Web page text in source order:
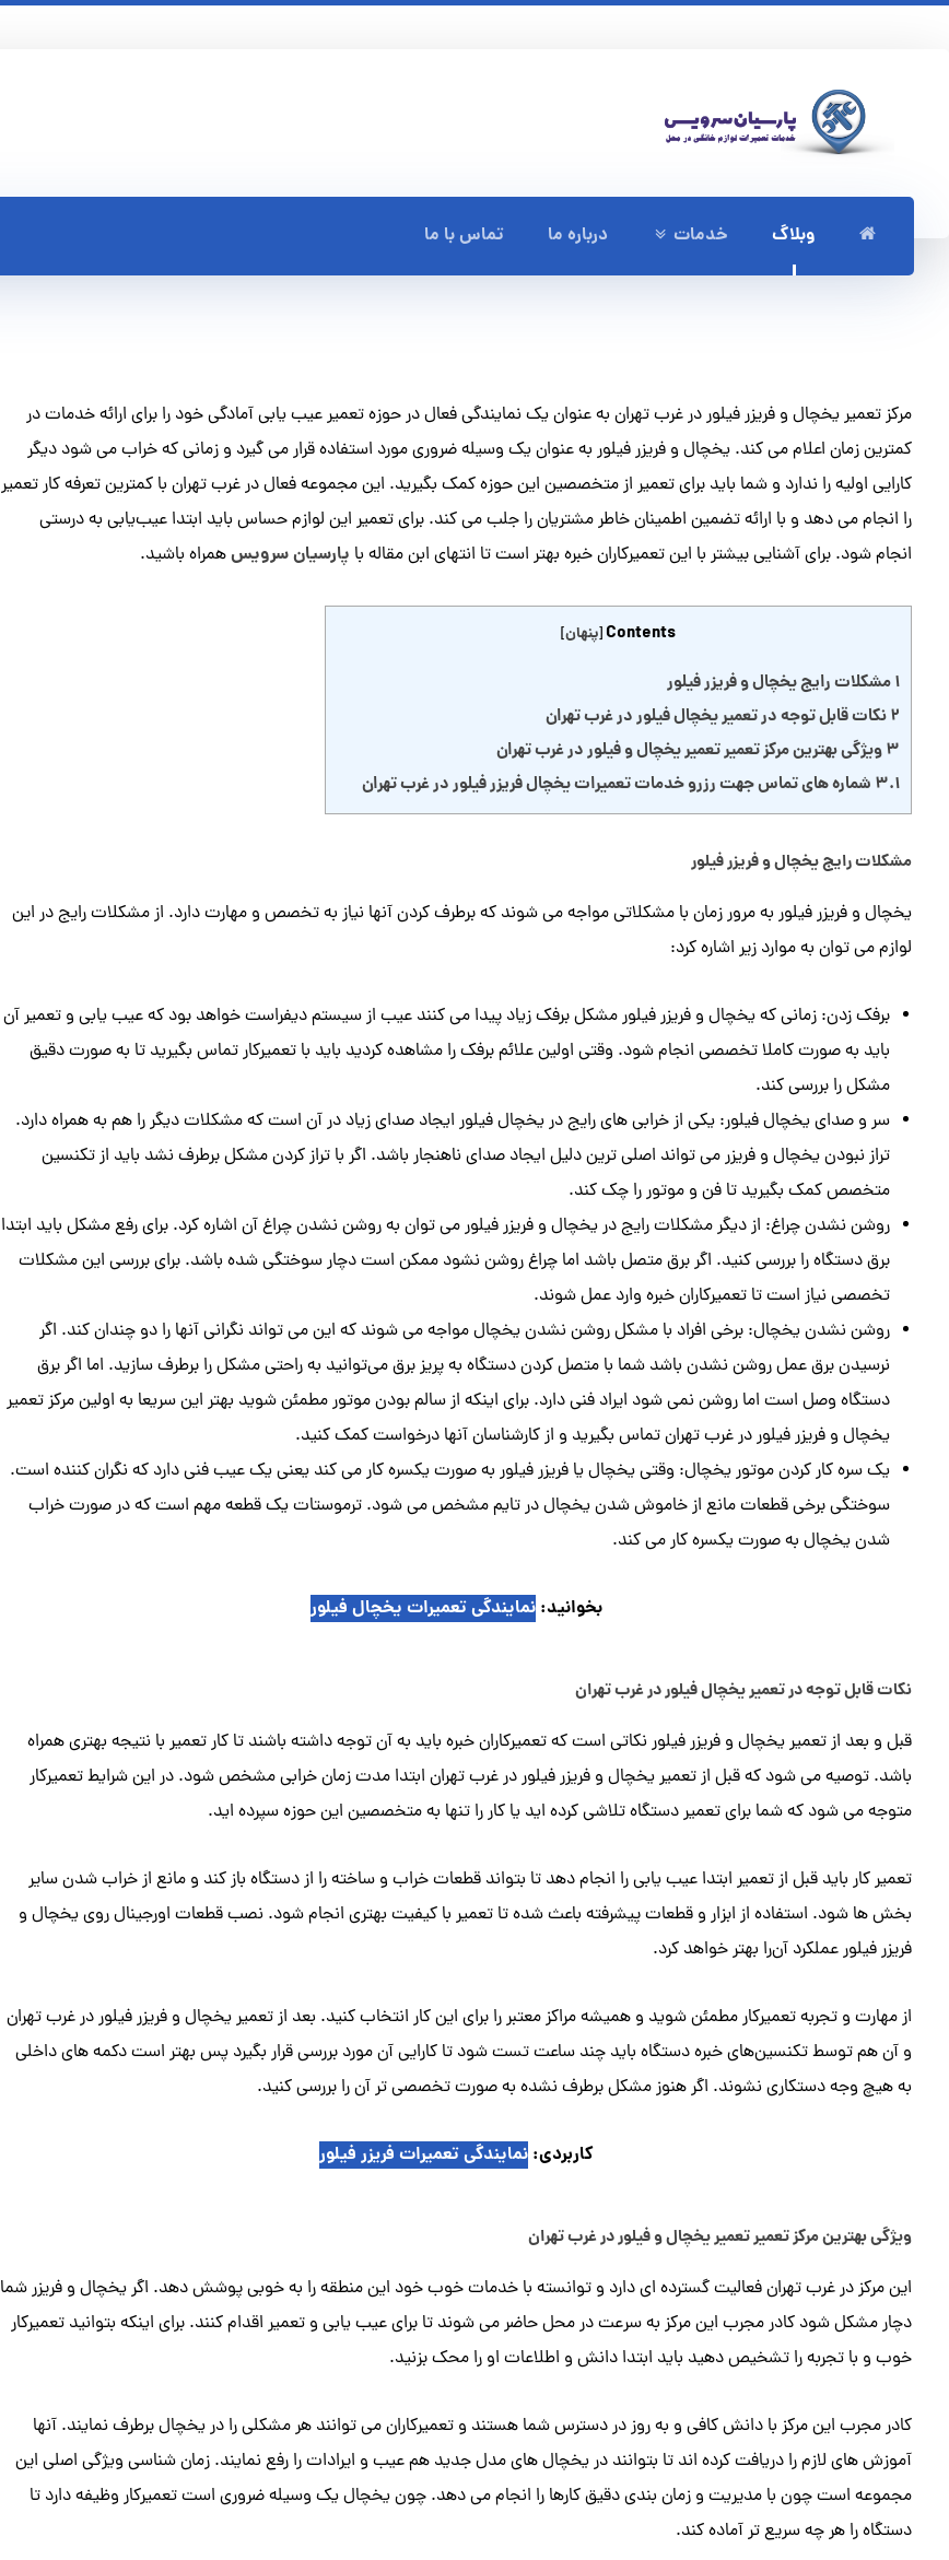
وبلاگ خدمات درباره ما تماس با ما
مرکز تعمیر یخچال و فریزر فیلور در غرب تهران به عنوان یک نمایندگی فعال در حوزه تعمیر عیب یابی آمادگی خود را برای ارائه خدمات در
کمترین زمان اعلام می کند. یخچال و فریزر فیلور به عنوان یک وسیله ضروری مورد استفاده قرار می گیرد و زمانی که خراب می شود دیگر
کارایی اولیه را ندارد و شما باید برای تعمیر از متخصصین این حوزه کمک بگیرید. این مجموعه فعال در غرب تهران با کمترین تعرفه کار تعمیر
را انجام می دهد و با ارائه تضمین اطمینان خاطر مشتریان را جلب می کند‌. برای تعمیر این لوازم حساس باید ابتدا عیب‌یابی به درستی
انجام شود. برای آشنایی بیشتر با این تعمیرکاران خبره بهتر است تا انتهای ابن مقاله با پارسیان سرویسهمراه باشید.
Contents
[پنهان]
1مشکلات رایج یخچال و فریزر فیلور
2نکات قابل توجه در تعمیر یخچال فیلور در غرب تهران
3ویژگی بهترین مرکز تعمیر تعمیر یخچال و فیلور در غرب تهران
3.1 شماره های تماس​ جهت رزرو خدمات تعمیرات یخچال فریزر فیلور در غرب تهران
مشکلات رایج یخچال و فریزر فیلور
یخچال و فریزر فیلور به مرور زمان با مشکلاتی مواجه می شوند که برطرف کردن آنها نیاز به تخصص و مهارت دارد‌. از مشکلات رایج در این
لوازم می توان به موارد زیر اشاره کرد:
برفک زدن: زمانی که یخچال و فریزر فیلور مشکل برفک زیاد پیدا می کنند عیب از سیستم دیفراست خواهد بود که عیب یابی و تعمیر آن
باید به صورت کاملا تخصصی انجام شود. وقتی اولین علائم برفک را مشاهده کردید باید با تعمیرکار تماس بگیرید تا به صورت دقیق
مشکل را بررسی کند.
سر و صدای یخچال فیلور: یکی از خرابی های رایج در یخچال فیلور ایجاد صدای زیاد در آن است که مشکلات دیگر را هم به همراه دارد.
تراز نبودن یخچال و فریزر می تواند اصلی ترین دلیل ایجاد صدای ناهنجار باشد‌. اگر با تراز کردن مشکل برطرف نشد باید از تکنسین
متخصص کمک بگیرید تا فن و موتور را چک کند.
روشن نشدن چراغ: از دیگر مشکلات رایج در یخچال و فریزر فیلور می توان به روشن نشدن چراغ آن اشاره کرد. برای رفع مشکل باید ابتدا
برق دستگاه را بررسی کنید. اگر برق متصل باشد اما چراغ روشن نشود ممکن است دچار سوختگی شده باشد. برای بررسی این مشکلات
تخصصی نیاز است تا تعمیرکاران خبره وارد عمل شوند.
روشن نشدن یخچال: برخی افراد با مشکل روشن نشدن یخچال مواجه می شوند که این می تواند نگرانی آنها را دو چندان کند. اگر
نرسیدن برق عمل روشن نشدن باشد شما با متصل کردن دستگاه به پریز برق می‌توانید به راحتی مشکل را برطرف سازید. اما اگر برق
دستگاه وصل است اما روشن نمی شود ایراد فنی دارد. برای اینکه از سالم بودن موتور مطمئن شوید بهتر این سریعا به اولین مرکز تعمیر
یخچال و فریزر فیلور در غرب تهران تماس بگیرید و از کارشناسان آنها درخواست کمک کنید.
یک سره کار کردن موتور یخچال: وقتی یخچال یا فریزر فیلور به صورت یکسره کار می کند یعنی یک عیب فنی دارد که نگران کننده است.
سوختگی برخی قطعات مانع از خاموش شدن یخچال در تایم مشخص می شود. ترموستات یک قطعه مهم است که در صورت خراب
شدن یخچال به صورت یکسره کار می کند.
بخوانید:نمایندگی تعمیرات یخچال فیلور
نکات قابل توجه در تعمیر یخچال فیلور در غرب تهران
قبل و بعد از تعمیر یخچال و فریزر فیلور نکاتی است که تعمیرکاران خبره باید به آن توجه داشته باشند تا کار تعمیر با نتیجه بهتری همراه
باشد. توصیه می شود که قبل از تعمیر یخچال و فریزر فیلور در غرب تهران ابتدا مدت زمان خرابی مشخص شود. در این شرایط تعمیرکار
متوجه می شود که شما برای تعمیر دستگاه تلاشی کرده اید یا کار را تنها به متخصصین این حوزه سپرده اید.
تعمیر کار باید قبل از تعمیر ابتدا عیب یابی را انجام دهد تا بتواند قطعات خراب و ساخته را از دستگاه باز کند و مانع از خراب شدن سایر
بخش ها شود. استفاده از ابزار و قطعات پیشرفته باعث شده تا تعمیر با کیفیت بهتری انجام شود. نصب قطعات اورجینال روی یخچال و
فریزر فیلور عملکرد آن‌را بهتر خواهد کرد.
از مهارت و تجربه تعمیرکار مطمئن شوید و همیشه مراکز معتبر را برای این کار انتخاب کنید. بعد از تعمیر یخچال و فریزر فیلور در غرب تهران
و آن هم توسط تکنسین‌های خبره دستگاه باید چند ساعت تست شود تا کارایی آن مورد بررسی قرار بگیرد پس بهتر است دکمه های داخلی
به هیچ وجه دستکاری نشوند. اگر هنوز مشکل برطرف نشده به صورت تخصصی تر آن را بررسی کنید.
کاربردی:نمایندگی تعمیرات فریزر فیلور
ویژگی بهترین مرکز تعمیر تعمیر یخچال و فیلور در غرب تهران
این مرکز در غرب تهران فعالیت گسترده ای دارد و توانسته با خدمات خوب خود این منطقه را به خوبی پوشش دهد. اگر یخچال و فریزر شما
دچار مشکل شود کادر مجرب این مرکز به سرعت در محل حاضر می شوند تا برای عیب یابی و تعمیر اقدام کنند. برای اینکه بتوانید تعمیرکار
خوب و با تجربه را تشخیص دهید باید ابتدا دانش و اطلاعات او را محک بزنید.
کادر مجرب این مرکز با دانش کافی و به روز در دسترس شما هستند و تعمیرکاران می توانند هر مشکلی را در یخچال برطرف نمایند. آنها
آموزش های لازم را دریافت کرده اند تا بتوانند در یخچال های مدل جدید هم عیب و ایرادات را رفع نمایند. زمان شناسی ویژگی اصلی این
مجموعه است چون با مدیریت و زمان بندی دقیق کارها را انجام می دهد. چون یخچال یک وسیله ضروری است تعمیرکار وظیفه دارد تا
دستگاه را هر چه سریع تر آماده کند.